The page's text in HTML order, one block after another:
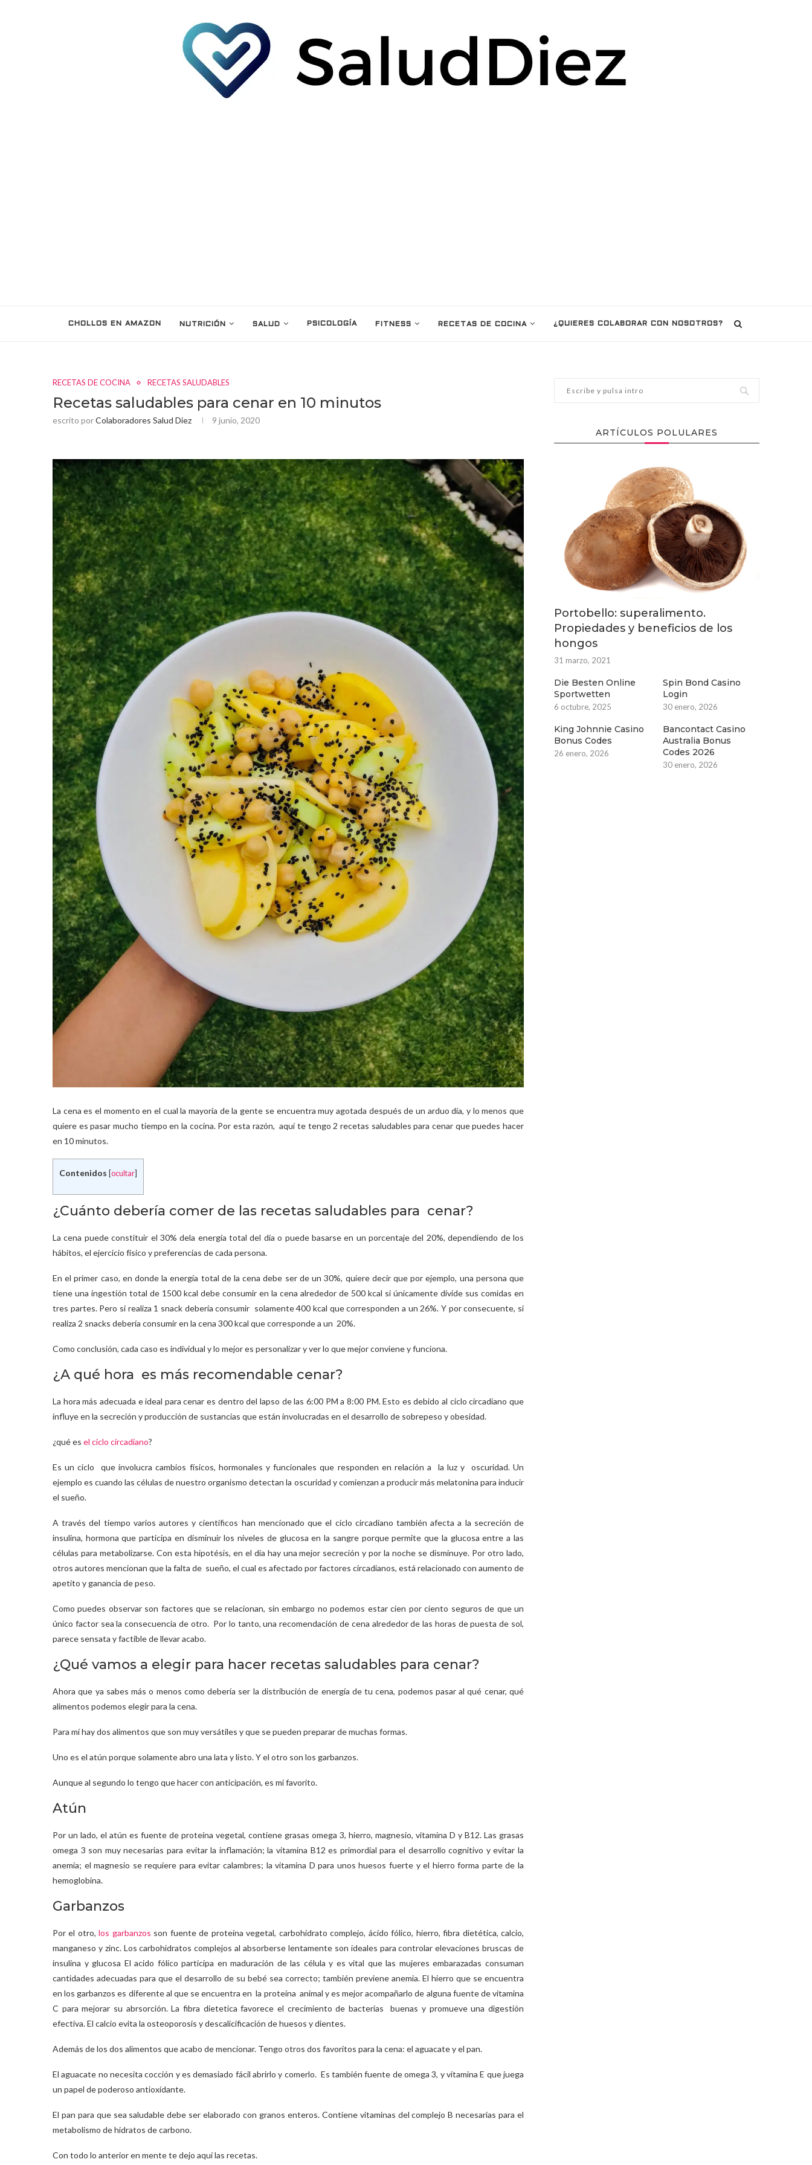
CHOLLOS EN AMAZON NUTRICIÓN SALUD PSICOLOGÍA FITNESS RECETAS DE COCINA ¿QUIERES COLABORAR CON NOSOTROS?
RECETAS DE COCINA RECETAS SALUDABLES
Recetas saludables para cenar en 10 minutos
escrito porColaboradores Salud Diez 9 junio, 2020
La cena es el momento en el cual la mayoría de la gente se encuentra muy agotada después de un arduo día, y lo menos que
quiere es pasar mucho tiempo en la cocina. Por esta razón, aquí te tengo 2 recetas saludables para cenar que puedes hacer
en 10 minutos.
Contenidos ocultar
¿Cuánto debería comer de las recetas saludables para cenar?
La cena puede constituir el 30% dela energía total del día o puede basarse en un porcentaje del 20%, dependiendo de los
hábitos, el ejercicio físico y preferencias de cada persona.
En el primer caso, en donde la energía total de la cena debe ser de un 30%, quiere decir que por ejemplo, una persona que
tiene una ingestión total de 1500 kcal debe consumir en la cena alrededor de 500 kcal si únicamente divide sus comidas en
tres partes. Pero si realiza 1 snack debería consumir solamente 400 kcal que corresponden a un 26%. Y por consecuente, si
realiza 2 snacks debería consumir en la cena 300 kcal que corresponde a un 20%.
Como conclusión, cada caso es individual y lo mejor es personalizar y ver lo que mejor conviene y funciona.
¿A qué hora es más recomendable cenar?
La hora más adecuada e ideal para cenar es dentro del lapso de las 6:00 PM a 8:00 PM. Esto es debido al ciclo circadiano que
influye en la secreción y producción de sustancias que están involucradas en el desarrollo de sobrepeso y obesidad.
¿qué es el ciclo circadiano?
Es un ciclo que involucra cambios físicos, hormonales y funcionales que responden en relación a la luz y oscuridad. Un
ejemplo es cuando las células de nuestro organismo detectan la oscuridad y comienzan a producir más melatonina para inducir
el sueño.
A través del tiempo varios autores y científicos han mencionado que el ciclo circadiano también afecta a la secreción de
insulina, hormona que participa en disminuir los niveles de glucosa en la sangre porque permite que la glucosa entre a las
células para metabolizarse. Con esta hipotésis, en el día hay una mejor secreción y por la noche se disminuye. Por otro lado,
otros autores mencionan que la falta de sueño, el cual es afectado por factores circadianos, está relacionado con aumento de
apetito y ganancia de peso.
Como puedes observar son factores que se relacionan, sin embargo no podemos estar cien por ciento seguros de que un
único factor sea la consecuencia de otro. Por lo tanto, una recomendación de cena alrededor de las horas de puesta de sol,
parece sensata y factible de llevar acabo.
¿Qué vamos a elegir para hacer recetas saludables para cenar?
Ahora que ya sabes más o menos como debería ser la distribución de energía de tu cena, podemos pasar al qué cenar, qué
alimentos podemos elegir para la cena.
Para mí hay dos alimentos que son muy versátiles y que se pueden preparar de muchas formas.
Uno es el atún porque solamente abro una lata y listo. Y el otro son los garbanzos.
Aunque al segundo lo tengo que hacer con anticipación, es mi favorito.
Atún
Por un lado, el atún es fuente de proteína vegetal, contiene grasas omega 3, hierro, magnesio, vitamina D y B12. Las grasas
omega 3 son muy necesarias para evitar la inflamación; la vitamina B12 es primordial para el desarrollo cognitivo y evitar la
anemia; el magnesio se requiere para evitar calambres; la vitamina D para unos huesos fuerte y el hierro forma parte de la
hemoglobina.
Garbanzos
Por el otro, los garbanzos son fuente de proteína vegetal, carbohidrato complejo, ácido fólico, hierro, fibra dietética, calcio,
manganeso y zinc. Los carbohidratos complejos al absorberse lentamente son ideales para controlar elevaciones bruscas de
insulina y glucosa El acido fólico participa en maduración de las célula y es vital que las mujeres embarazadas consuman
cantidades adecuadas para que el desarrollo de su bebé sea correcto; también previene anemia. El hierro que se encuentra
en los garbanzos es diferente al que se encuentra en la proteína animal y es mejor acompañarlo de alguna fuente de vitamina
C para mejorar su abrsorción. La fibra dietetica favorece el crecimiento de bacterias buenas y promueve una digestión
efectiva. El calcio evita la osteoporosis y descalicificación de huesos y dientes.
Además de los dos alimentos que acabo de mencionar. Tengo otros dos favoritos para la cena: el aguacate y el pan.
El aguacate no necesita cocción y es demasiado fácil abrirlo y comerlo. Es también fuente de omega 3, y vitamina E que juega
un papel de poderoso antioxidante.
El pan para que sea saludable debe ser elaborado con granos enteros. Contiene vitaminas del complejo B necesarias para el
metabolismo de hidratos de carbono.
Con todo lo anterior en mente te dejo aquí las recetas.
ARTÍCULOS POLULARES
Portobello: superalimento.
Propiedades y beneficios de los
hongos
31 marzo, 2021
Die Besten Online
Sportwetten
6 octubre, 2025
Spin Bond Casino
Login
30 enero, 2026
King Johnnie Casino
Bonus Codes
26 enero, 2026
Bancontact Casino
Australia Bonus
Codes 2026
30 enero, 2026